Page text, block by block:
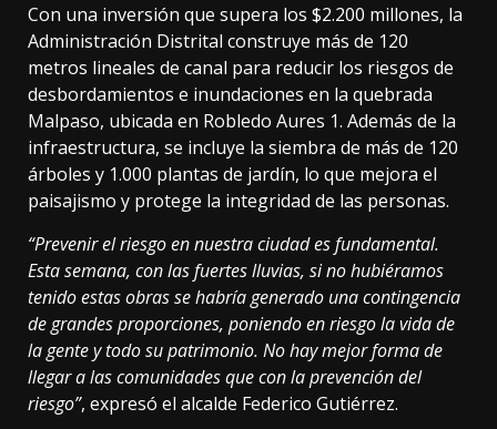
Con una inversión que supera los $2.200 millones, la
Administración Distrital construye más de 120
metros lineales de canal para reducir los riesgos de
desbordamientos e inundaciones en la quebrada
Malpaso, ubicada en Robledo Aures 1. Además de la
infraestructura, se incluye la siembra de más de 120
árboles y 1.000 plantas de jardín, lo que mejora el
paisajismo y protege la integridad de las personas.
“Prevenir el riesgo en nuestra ciudad es fundamental.
Esta semana, con las fuertes lluvias, si no hubiéramos
tenido estas obras se habría generado una contingencia
de grandes proporciones, poniendo en riesgo la vida de
la gente y todo su patrimonio. No hay mejor forma de
llegar a las comunidades que con la prevención del
riesgo”, expresó el alcalde Federico Gutiérrez.